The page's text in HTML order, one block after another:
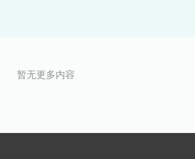
暂无更多内容